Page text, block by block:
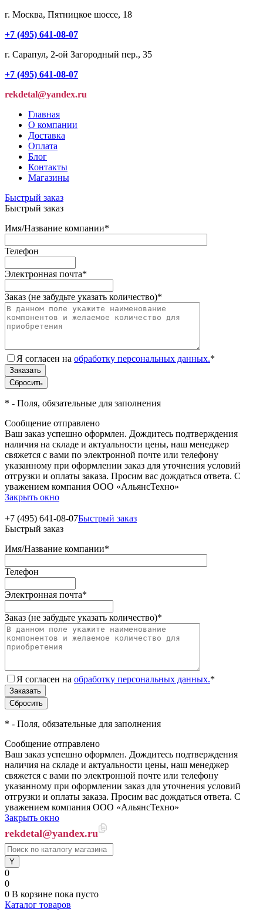
г. Москва, Пятницкое шоссе, 18
+7 (495) 641-08-07
г. Сарапул, 2-ой Загородный пер., 35
+7 (495) 641-08-07
rekdetal@yandex.ru
Главная
О компании
Доставка
Оплата
Блог
Контакты
Магазины
Быстрый заказ
Быстрый заказ
Имя/Название компании*
Телефон
Электронная почта*
Заказ (не забудьте указать количество)*
Я согласен на обработку персональных данных.*
* - Поля, обязательные для заполнения
Сообщение отправлено
Ваш заказ успешно оформлен. Дождитесь подтверждения
наличия на складе и актуальности цены, наш менеджер
свяжется с вами по электронной почте или телефону
указанному при оформлении заказ для уточнения условий
отгрузки и оплаты заказа. Просим вас дождаться ответа. С
уважением компания ООО «АльянсТехно»
Закрыть окно
+7 (495) 641-08-07Быстрый заказ
Быстрый заказ
Имя/Название компании*
Телефон
Электронная почта*
Заказ (не забудьте указать количество)*
Я согласен на обработку персональных данных.*
* - Поля, обязательные для заполнения
Сообщение отправлено
Ваш заказ успешно оформлен. Дождитесь подтверждения
наличия на складе и актуальности цены, наш менеджер
свяжется с вами по электронной почте или телефону
указанному при оформлении заказ для уточнения условий
отгрузки и оплаты заказа. Просим вас дождаться ответа. С
уважением компания ООО «АльянсТехно»
Закрыть окно
rekdetal@yandex.ru
0
0
0 В корзине пока пусто
Каталог товаров